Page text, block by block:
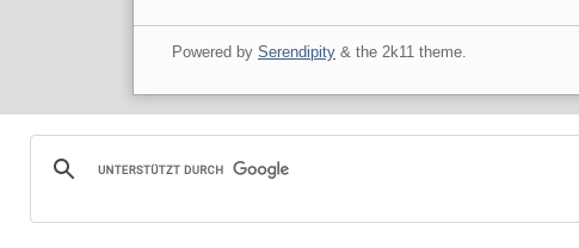
Powered by Serendipity& the 2k11theme.